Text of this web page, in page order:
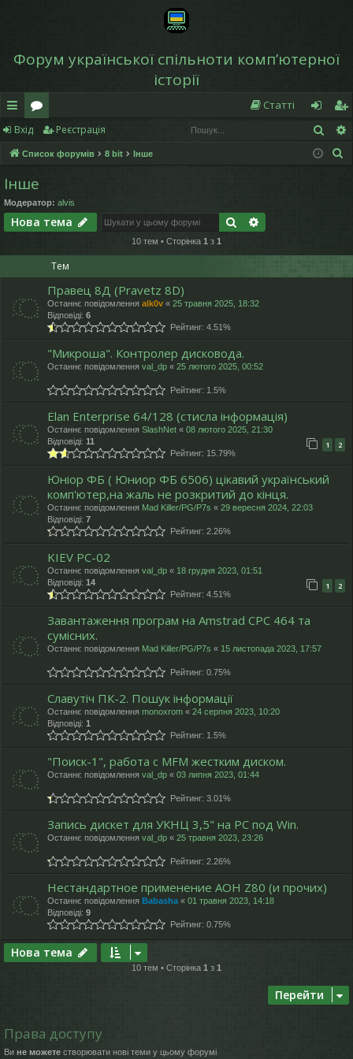
Форум української спільноти компʼютерної
історії
в
и
дк
и
й
ту
п
о
ру
м
и
Статті
хі
д
еє
ст
Вхід Реєстрація
Список форумів 8 bit Інше
Інше
Модератор: alvis
Нова тема Пошук
10 тем • Сторінка 1 з 1
Тем
Правец 8Д (Pravetz 8D)
Останнє повідомлення alk0v « 25 травня 2025, 18:32
Відповіді: 6
Рейтинг: 4.51%
"Микроша". Контролер дисковода.
Останнє повідомлення val_dp « 25 лютого 2025, 00:52
Рейтинг: 1.5%
Elan Enterprise 64/128 (стисла інформація)
Останнє повідомлення SlashNet « 08 лютого 2025, 21:30
Відповіді: 11 1 2
Рейтинг: 15.79%
Юніор ФБ ( Юниор ФБ 6506) цікавий український
комп'ютер,на жаль не розкритий до кінця.
Останнє повідомлення Mad Killer/PG/P7s « 29 вересня 2024, 22:03
Відповіді: 7
Рейтинг: 2.26%
KIEV PC-02
Останнє повідомлення val_dp « 18 грудня 2023, 01:51
Відповіді: 14 1 2
Рейтинг: 4.51%
Завантаження програм на Amstrad CPC 464 та
сумісних.
Останнє повідомлення Mad Killer/PG/P7s « 15 листопада 2023, 17:57
Рейтинг: 0.75%
Славутіч ПК-2. Пошук інформації
Останнє повідомлення monoxrom « 24 серпня 2023, 10:20
Відповіді: 1
Рейтинг: 1.5%
"Поиск-1", работа с MFM жестким диском.
Останнє повідомлення val_dp « 03 липня 2023, 01:44
Рейтинг: 3.01%
Запись дискет для УКНЦ 3,5" на PC под Win.
Останнє повідомлення val_dp « 25 травня 2023, 23:26
Рейтинг: 2.26%
Нестандартное применение АОН Z80 (и прочих)
Останнє повідомлення Babasha « 01 травня 2023, 14:18
Відповіді: 9
Рейтинг: 0.75%
Нова тема
10 тем • Сторінка 1 з 1
Перейти
Права доступу
Ви не можете створювати нові теми у цьому форумі